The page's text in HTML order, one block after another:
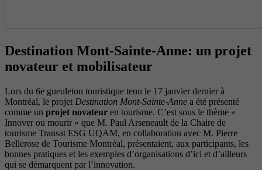
Destination Mont-Sainte-Anne: un projet
novateur et mobilisateur
Lors du 6e gueuleton touristique tenu le 17 janvier dernier à
Montréal, le projet Destination Mont-Sainte-Anne a été présenté
comme un projet novateur en tourisme. C’est sous le thème «
Innover ou mourir » que M. Paul Arseneault de la Chaire de
tourisme Transat ESG UQAM, en collaboration avec M. Pierre
Bellerose de Tourisme Montréal, présentaient, aux participants, les
bonnes pratiques et les exemples d’organisations d’ici et d’ailleurs
qui se démarquent par l’innovation.